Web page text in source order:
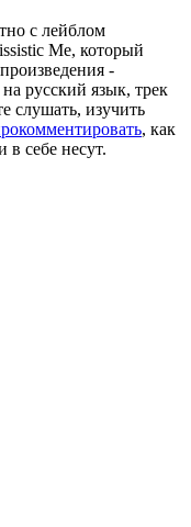
с лейблом
Me, который
-
русский язык, трек
слушать, изучить
, как
себе несут.